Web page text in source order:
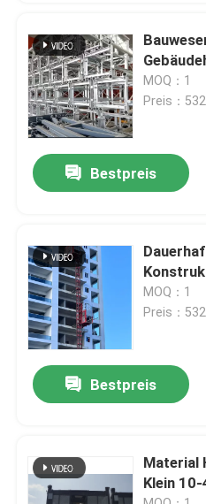
Produkte
Videos
Über uns
Qualitätskontrolle
Kontakt
Referenzen
Hammer-Kopf-Turmkran
MOQ：1
Preis：
Bestpreis
MOQ：1
Preis：
Bestpreis
Material
Klein